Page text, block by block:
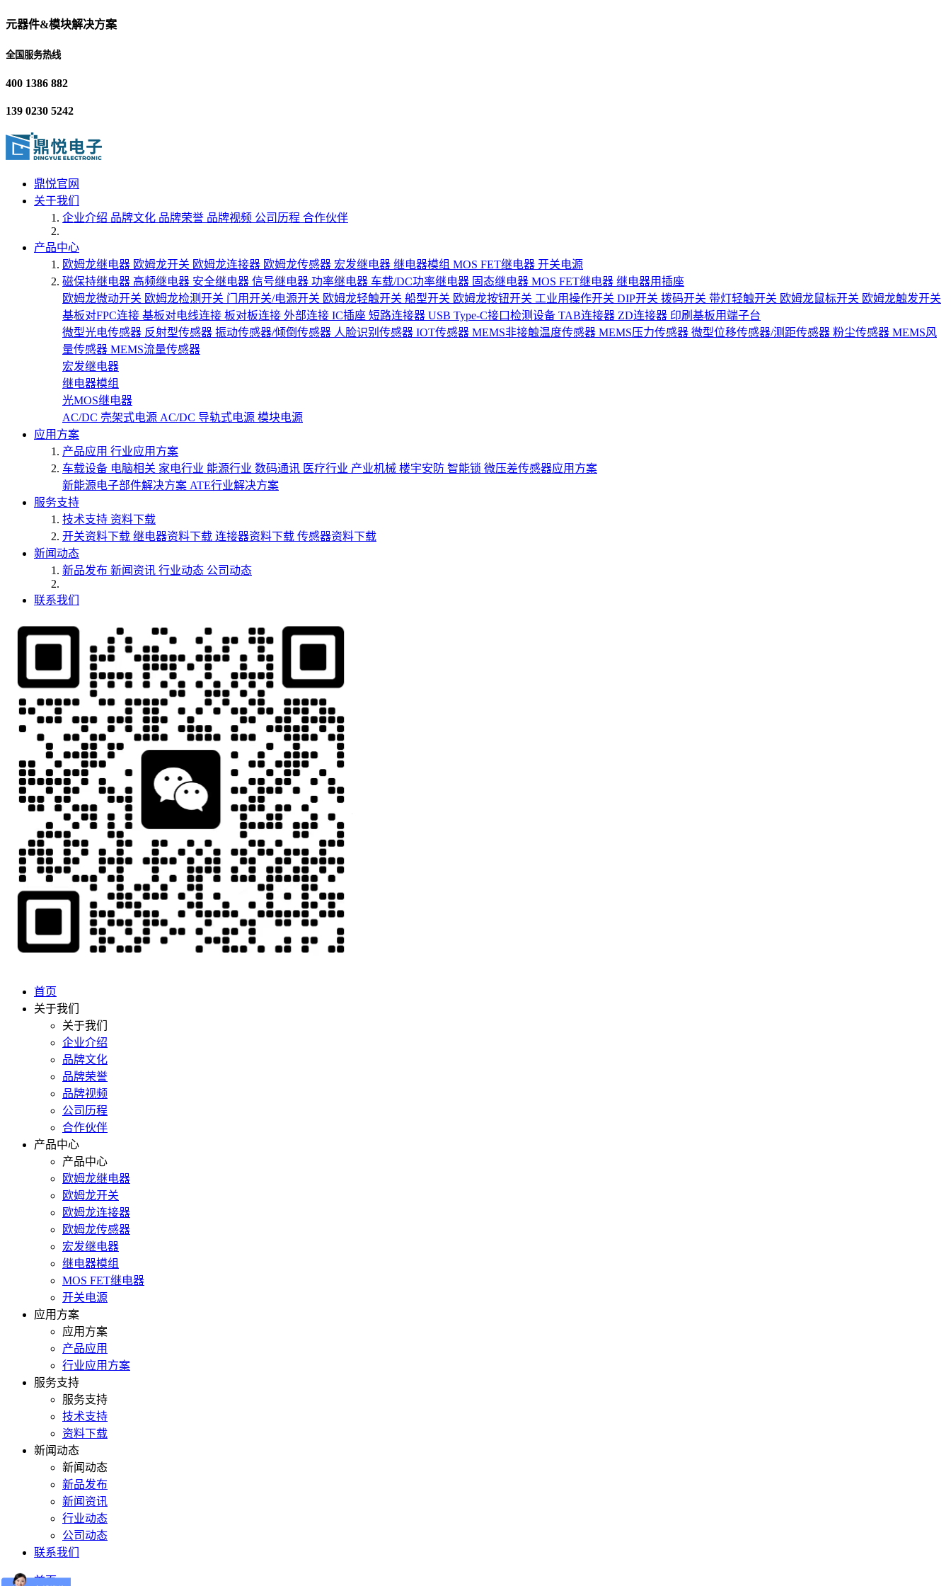
元器件&模块解决方案
全国服务热线
400 1386 882
139 0230 5242
鼎悦官网
关于我们
企业介绍 品牌文化 品牌荣誉 品牌视频 公司历程 合作伙伴
产品中心
欧姆龙继电器 欧姆龙开关 欧姆龙连接器 欧姆龙传感器 宏发继电器 继电器模组 MOS FET继电器 开关电源
磁保持继电器 高频继电器 安全继电器 信号继电器 功率继电器 车载/DC功率继电器 固态继电器 MOS FET继电器 继电器用插座
欧姆龙微动开关 欧姆龙检测开关 门用开关/电源开关 欧姆龙轻触开关 船型开关 欧姆龙按钮开关 工业用操作开关 DIP开关 拨码开关 带灯轻触开关 欧姆龙鼠标开关 欧姆龙触发开关
基板对FPC连接 基板对电线连接 板对板连接 外部连接 IC插座 短路连接器 USB Type-C接口检测设备 TAB连接器 ZD连接器 印刷基板用端子台
微型光电传感器 反射型传感器 振动传感器/倾倒传感器 人脸识别传感器 IOT传感器 MEMS非接触温度传感器 MEMS压力传感器 微型位移传感器/测距传感器 粉尘传感器 MEMS风
量传感器 MEMS流量传感器
宏发继电器
继电器模组
光MOS继电器
AC/DC 壳架式电源 AC/DC 导轨式电源 模块电源
应用方案
产品应用 行业应用方案
车载设备 电脑相关 家电行业 能源行业 数码通讯 医疗行业 产业机械 楼宇安防 智能锁 微压差传感器应用方案
新能源电子部件解决方案 ATE行业解决方案
服务支持
技术支持 资料下载
开关资料下载 继电器资料下载 连接器资料下载 传感器资料下载
新闻动态
新品发布 新闻资讯 行业动态 公司动态
联系我们
首页
关于我们
关于我们
企业介绍
品牌文化
品牌荣誉
品牌视频
公司历程
合作伙伴
产品中心
产品中心
欧姆龙继电器
欧姆龙开关
欧姆龙连接器
欧姆龙传感器
宏发继电器
继电器模组
MOS FET继电器
开关电源
应用方案
应用方案
产品应用
行业应用方案
服务支持
服务支持
技术支持
资料下载
新闻动态
新闻动态
新品发布
新闻资讯
行业动态
公司动态
联系我们
首页